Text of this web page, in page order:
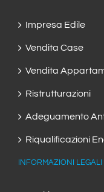
Impresa Edile
Vendita Case
Vendita
Ristrutturazioni
Adeguamento
Riqualificazioni
INFORMAZIONI LEGALI